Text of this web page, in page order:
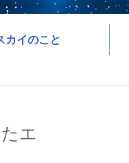
カイのこと
エ